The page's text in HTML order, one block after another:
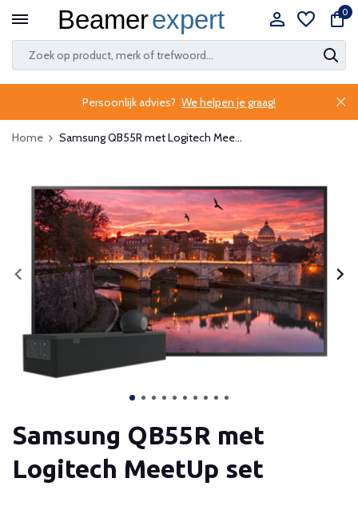
0
Persoonlijk advies? We helpen je graag!
Home Samsung QB55R met Logitech Mee...
Samsung QB55R met
Logitech MeetUp set